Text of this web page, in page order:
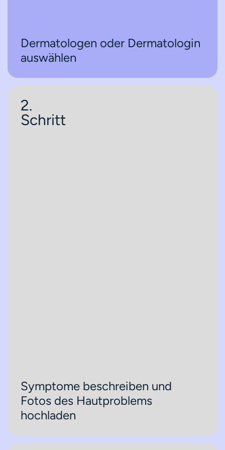
Dermatologen oder Dermatologin
auswählen
2.
Schritt
Symptome beschreiben und
Fotos des Hautproblems
hochladen